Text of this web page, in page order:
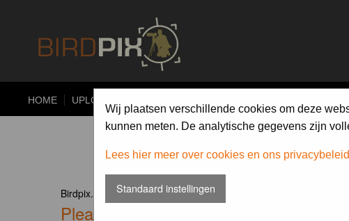
HOME UPLOAD
Wij plaatsen verschillende cookies om deze
kunnen meten. De analytische gegevens zijn
Lees hier meer over cookies en ons privacybeleid
Standaard instellingen
Birdpix.nl Forum Index
Please enter your username and